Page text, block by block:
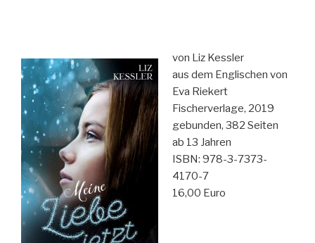
von Liz Kessler
aus dem Englischen von
Eva Riekert
Fischerverlage, 2019
gebunden, 382 Seiten
ab 13 Jahren
ISBN: 978-3-7373-
4170-7
16,00 Euro